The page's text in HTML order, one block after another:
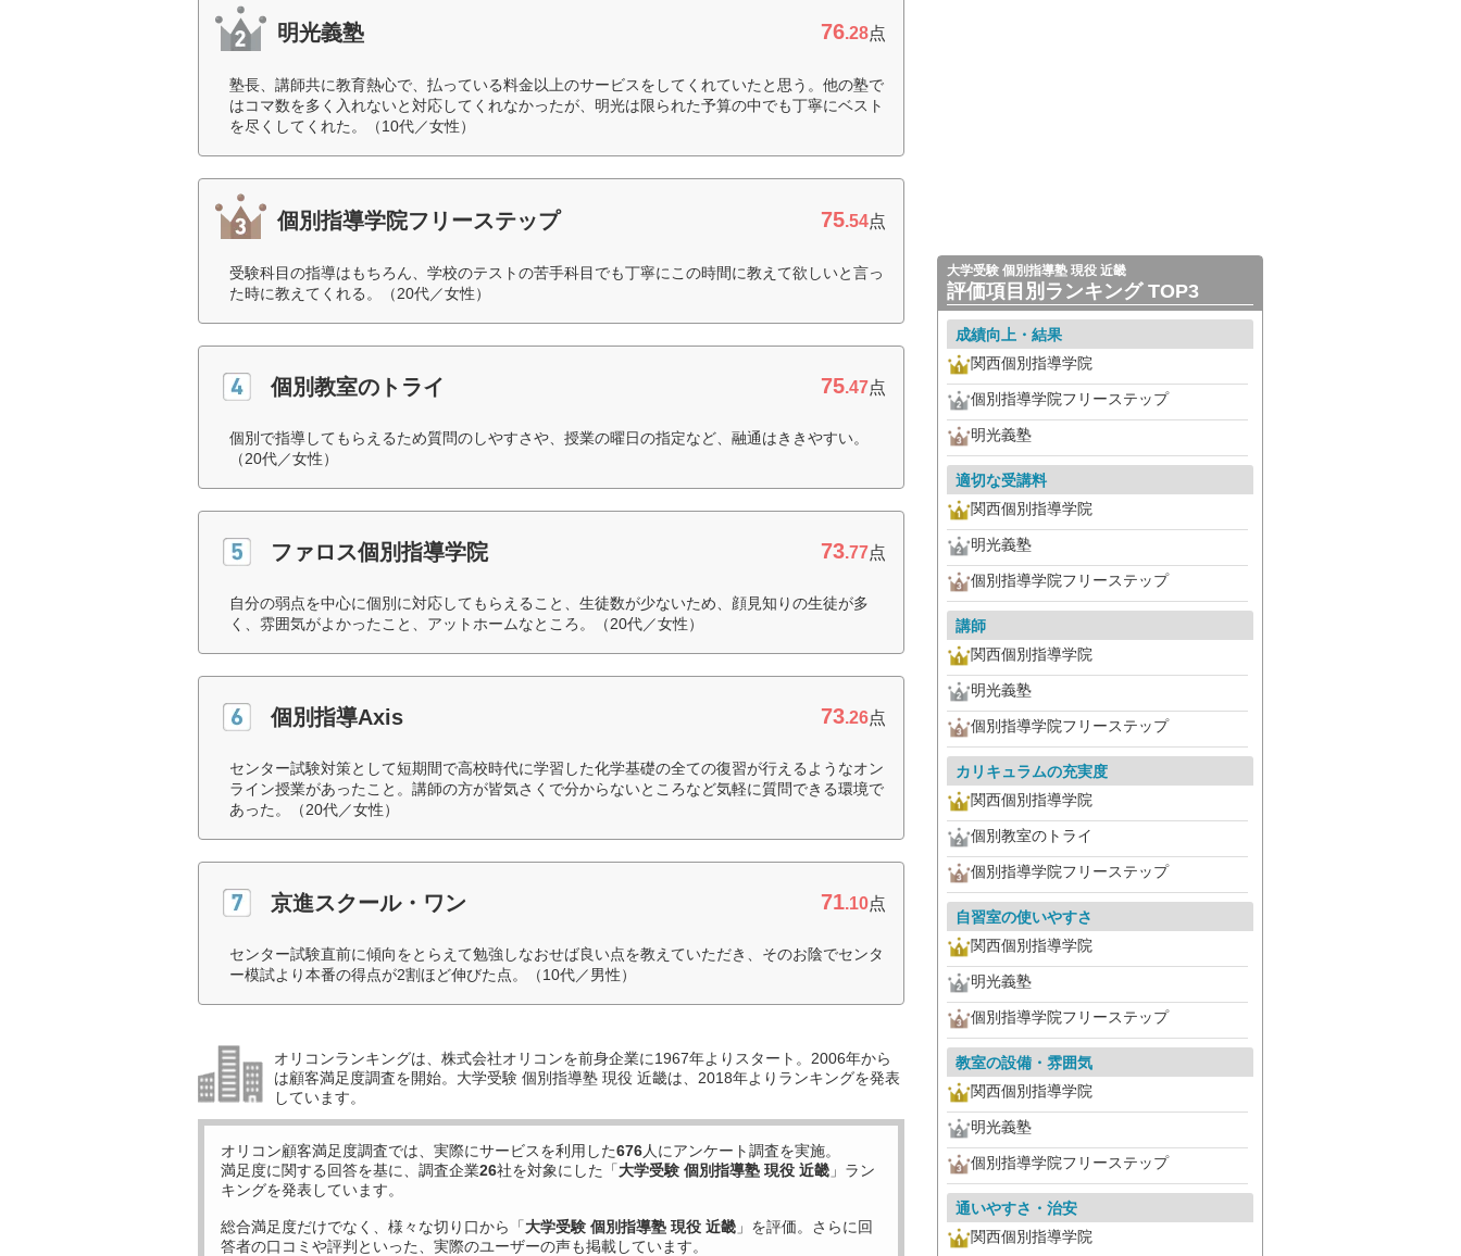
明光義塾 76.28点
塾長、講師共に教育熱心で、払っている料金以上のサービスをしてくれていたと思う。他の塾で
はコマ数を多く入れないと対応してくれなかったが、明光は限られた予算の中でも丁寧にベスト
を尽くしてくれた。（10代／女性）
個別指導学院フリーステップ 75.54点
受験科目の指導はもちろん、学校のテストの苦手科目でも丁寧にこの時間に教えて欲しいと言っ
た時に教えてくれる。（20代／女性）
個別教室のトライ 75.47点
個別で指導してもらえるため質問のしやすさや、授業の曜日の指定など、融通はききやすい。
（20代／女性）
ファロス個別指導学院 73.77点
自分の弱点を中心に個別に対応してもらえること、生徒数が少ないため、顔見知りの生徒が多
く、雰囲気がよかったこと、アットホームなところ。（20代／女性）
個別指導Axis 73.26点
センター試験対策として短期間で高校時代に学習した化学基礎の全ての復習が行えるようなオン
ライン授業があったこと。講師の方が皆気さくで分からないところなど気軽に質問できる環境で
あった。（20代／女性）
京進スクール・ワン 71.10点
センター試験直前に傾向をとらえて勉強しなおせば良い点を教えていただき、そのお陰でセンタ
ー模試より本番の得点が2割ほど伸びた点。（10代／男性）
オリコンランキングは、株式会社オリコンを前身企業に1967年よりスタート。2006年から
は顧客満足度調査を開始。大学受験 個別指導塾 現役 近畿は、2018年よりランキングを発表
しています。
オリコン顧客満足度調査では、実際にサービスを利用した676人にアンケート調査を実施。
満足度に関する回答を基に、調査企業26社を対象にした「大学受験 個別指導塾 現役 近畿 」ラン
キングを発表しています。
総合満足度だけでなく、様々な切り口から「大学受験 個別指導塾 現役 近畿 」を評価。さらに回
答者の口コミや評判といった、実際のユーザーの声も掲載しています。
大学受験 個別指導塾 現役 近畿
評価項目別ランキング TOP3
成績向上・結果
関西個別指導学院
個別指導学院フリーステップ
明光義塾
適切な受講料
関西個別指導学院
明光義塾
個別指導学院フリーステップ
講師
関西個別指導学院
明光義塾
個別指導学院フリーステップ
カリキュラムの充実度
関西個別指導学院
個別教室のトライ
個別指導学院フリーステップ
自習室の使いやすさ
関西個別指導学院
明光義塾
個別指導学院フリーステップ
教室の設備・雰囲気
関西個別指導学院
明光義塾
個別指導学院フリーステップ
通いやすさ・治安
関西個別指導学院